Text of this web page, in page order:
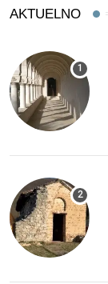
AKTUELNO